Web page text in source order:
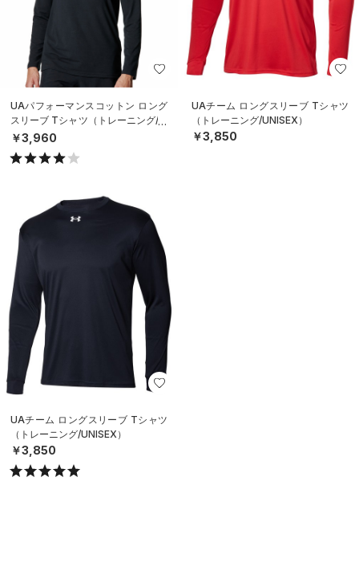
UAパフォーマンスコットン ロング
スリーブ Tシャツ（トレーニング/M
EN）
￥3,960
UAチーム ロングスリーブ Tシャツ
（トレーニング/UNISEX）
￥3,850
UAチーム ロングスリーブ Tシャツ
（トレーニング/UNISEX）
￥3,850